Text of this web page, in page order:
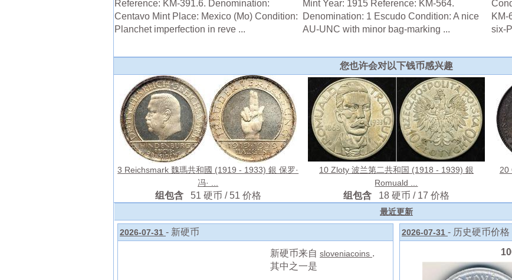
Reference: KM-391.6. Denomination:
Centavo Mint Place: Mexico (Mo) Condition:
Planchet imperfection in reve ...
Mint Year: 1915 Reference: KM-564.
Denomination: 1 Escudo Condition: A nice
AU-UNC with minor bag-marking ...
KM-
six-
您也许会对以下钱币感兴趣
3 Reichsmark 魏瑪共和國 (1919 - 1933) 銀 保罗·
冯· ...
组包含 51 硬币 / 51 价格
10 Zloty 波兰第二共和国 (1918 - 1939) 銀
Romuald ...
组包含 18 硬币 / 17 价格
20
最近更新
2026-07-31 - 新硬币
新硬币来自 sloveniacoins .
其中之一是
2026-07-31 - 历史硬币价格